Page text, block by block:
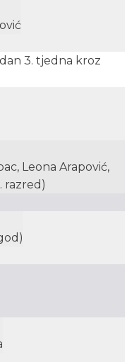
3. tjedna kroz
Leona Arapović,
razred)